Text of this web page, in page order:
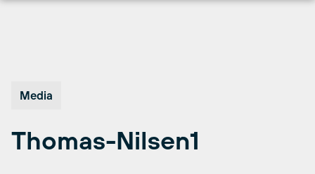
Media
Thomas-Nilsen1